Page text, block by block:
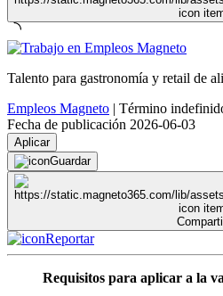
Talento para gastronomía y retail de
Empleos Magneto | Término
Fecha de publicación 2026-06-03
Aplicar
Guardar
Reportar
Requisitos para aplicar a la